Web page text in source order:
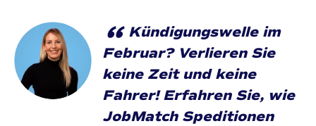
“ Kündigungswelle im
Februar? Verlieren Sie
keine Zeit und keine
Fahrer! Erfahren Sie, wie
JobMatch Speditionen